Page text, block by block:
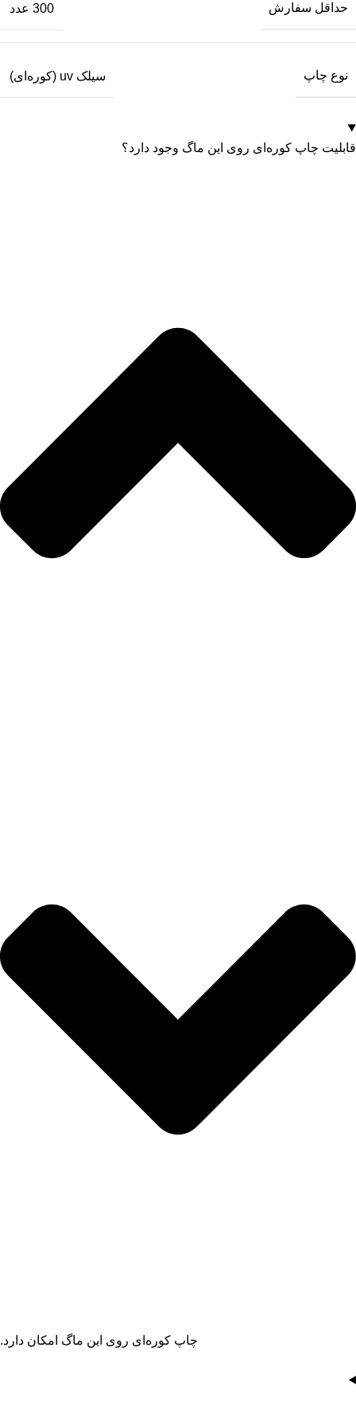
حداقل سفارش 300 عدد
نوع چاپ سیلک uv (کوره‌ای)
قابلیت چاپ کوره‌ای روی این ماگ وجود دارد؟
چاپ کوره‌ای روی این ماگ امکان دارد.